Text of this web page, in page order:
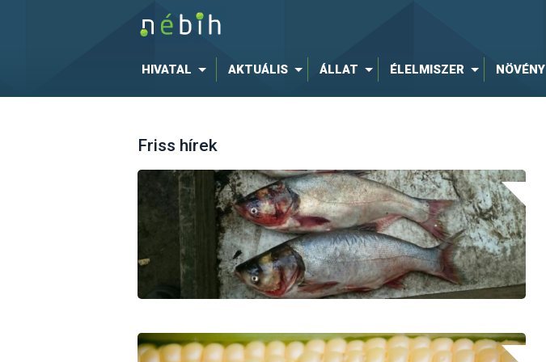
HIVATAL AKTUÁLIS ÁLLAT ÉLELMISZER NÖVÉNY
Friss hírek